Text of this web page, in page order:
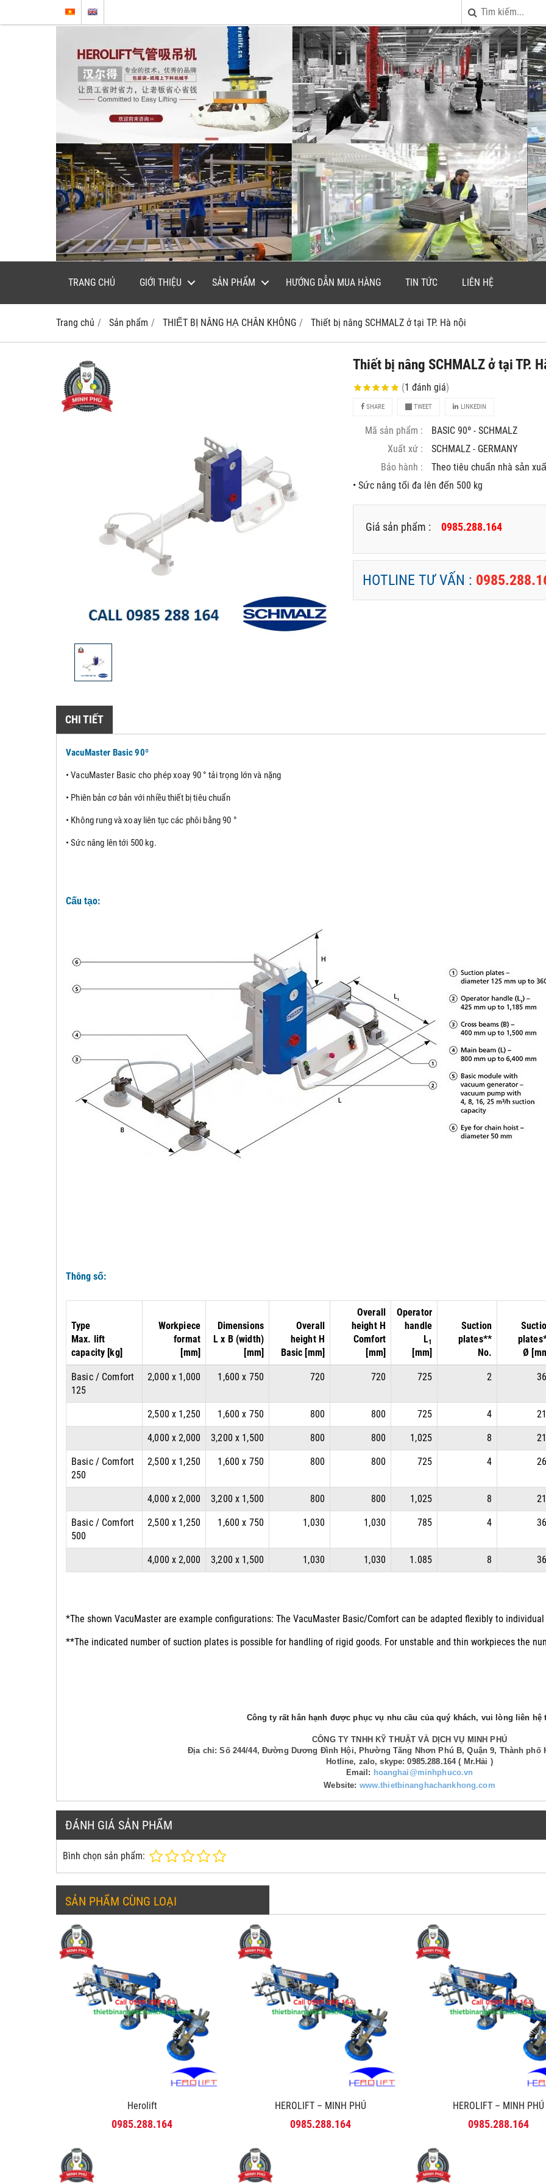
TRANG CHỦ GIỚI THIỆU SẢN PHẨM HƯỚNG DẪN MUA HÀNG TIN TỨC LIÊN HỆ
Trang chủ Sản phẩm THIẾT BỊ NÂNG HẠ CHÂN KHÔNG Thiết bị nâng SCHMALZ ở tại TP. Hà nội
Thiết bị nâng SCHMALZ ở tại TP.
(1đánh giá)
SHARE TWEET LINKEDIN
Mã sản phẩm :
BASIC 90º - SCHMALZ
Xuất xứ :
SCHMALZ - GERMANY
Bảo hành :
Theo tiêu chuẩn nhà sản
• Sức nâng tối đa lên đến 500 kg
Giá sản phẩm : 0985.288.164
HOTLINE TƯ VẤN :
CHI TIẾT
VacuMaster Basic 90º
• VacuMaster Basic cho phép xoay 90 ° tải trọng lớn và nặng
• Phiên bản cơ bản với nhiều thiết bị tiêu chuẩn
• Không rung và xoay liên tục các phôi bằng 90 °
• Sức nâng lên tới 500 kg.
Cấu tạo:
Thông số:
Type
Max. lift
capacity [kg]
Workpiece
format
[mm]
Dimensions
L x B (width)
[mm]
Overall
height H
Basic [mm]
Overall
height H
Comfort
[mm]
Operator
handle
L1
[mm]
Suction
plates**
No.
Ø
Basic / Comfort
125
2,000 x 1,000 1,600 x 750 720 720 725 2
2,500 x 1,250 1,600 x 750 800 800 725 4
4,000 x 2,000 3,200 x 1,500 800 800 1,025 8
Basic / Comfort
250
2,500 x 1,250 1,600 x 750 800 800 725 4
4,000 x 2,000 3,200 x 1,500 800 800 1,025 8
Basic / Comfort
500
2,500 x 1,250 1,600 x 750 1,030 1,030 785 4
4,000 x 2,000 3,200 x 1,500 1,030 1,030 1.085 8
*The shown VacuMaster are example configurations: The VacuMaster Basic/Comfort can be adapted flexibly to
**The indicated number of suction plates is possible for handling of rigid goods. For unstable and thin workpieces the
Công ty rất hân hạnh được phục vụ nhu cầu của quý khách, vui lòng liên hệ
CÔNG TY TNHH KỸ THUẬT VÀ DỊCH VỤ MINH PHÚ
Địa chỉ: Số 244/44, Đường Dương Đình Hội, Phường Tăng Nhơn Phú B, Quận 9, Thành phố
Hotline, zalo, skype: 0985.288.164 ( Mr.Hải )
Email: hoanghai@minhphuco.vn
Website: www.thietbinanghachankhong.com
ĐÁNH GIÁ SẢN PHẨM
Bình chọn sản phẩm:
SẢN PHẨM CÙNG LOẠI
Herolift
0985.288.164
HEROLIFT – MINH PHÚ
0985.288.164
HEROLIFT – MINH PHÚ
0985.288.164